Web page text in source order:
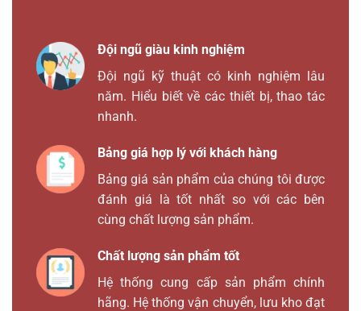
Đội ngũ giàu kinh nghiệm
Đội ngũ kỹ thuật có kinh nghiệm lâu
năm. Hiểu biết về các thiết bị, thao tác
nhanh.
Bảng giá hợp lý với khách hàng
Bảng giá sản phẩm của chúng tôi được
đánh giá là tốt nhất so với các bên
cùng chất lượng sản phẩm.
Chất lượng sản phẩm tốt
Hệ thống cung cấp sản phẩm chính
hãng. Hệ thống vận chuyển, lưu kho đạt